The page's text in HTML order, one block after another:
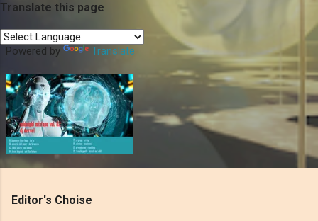
Translate this page
Powered by Translate
Editor's Choise